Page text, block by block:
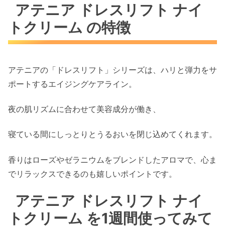
アテニア ドレスリフト ナイ
トクリーム の特徴
アテニアの「ドレスリフト」シリーズは、 ハリと弾力をサ
ポートするエイジングケアライン。
夜の肌リズムに合わせて美容成分が働き、
寝ている間にしっとりとうるおいを閉じ込めてくれます。
香りはローズやゼラニウムをブレンドしたアロマで、心ま
でリラックスできるのも嬉しいポイントです。
アテニア ドレスリフト ナイ
トクリーム を1週間使ってみて